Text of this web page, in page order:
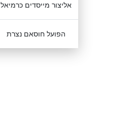
אליצור מייסדים כרמיאל
הפועל חוסאם נצרת